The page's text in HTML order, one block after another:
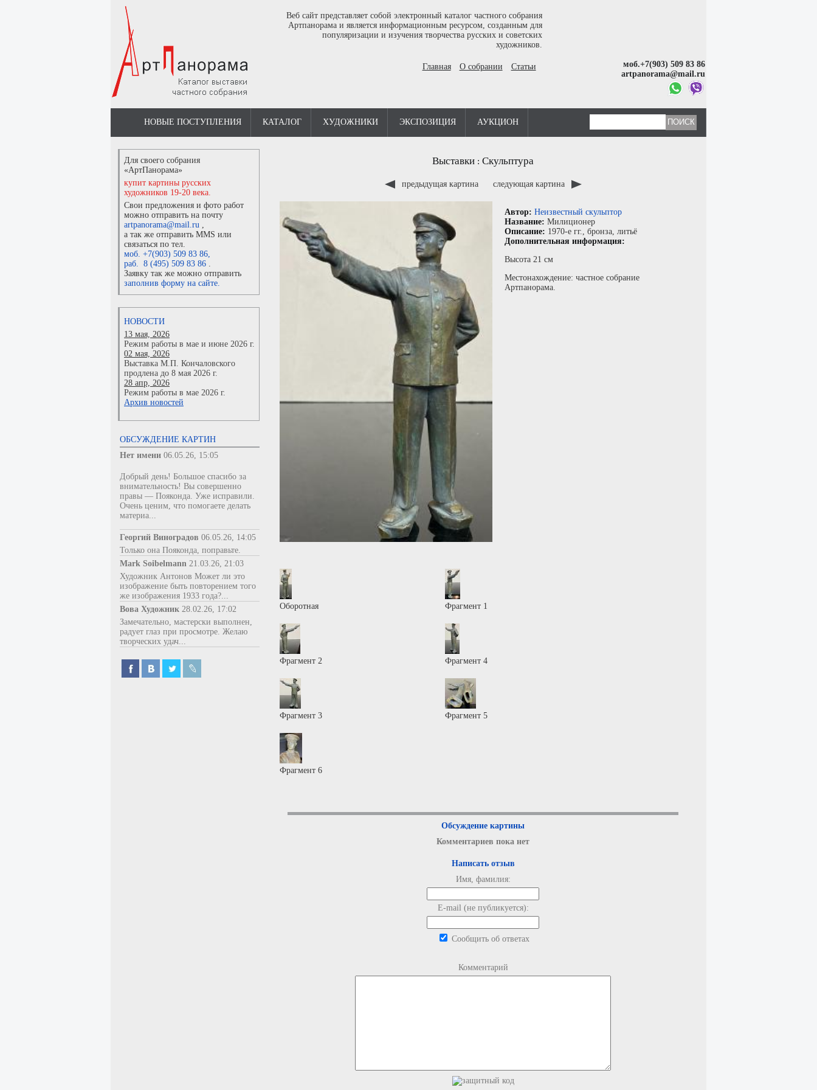
Веб сайт представляет собой электронный каталог частного собрания
Артпанорама и является информационным ресурсом, созданным для
популяризации и изучения творчества русских и советских
художников.
Главная О собрании Статьи
моб.+7(903) 509 83 86
artpanorama@mail.ru
НОВЫЕ ПОСТУПЛЕНИЯ КАТАЛОГ ХУДОЖНИКИ ЭКСПОЗИЦИЯ АУКЦИОН
Для своего собрания
«АртПанорама»
купит картины русских
художников 19-20 века.
Свои предложения и фото работ
можно отправить на почту
artpanorama@mail.ru ,
а так же отправить MMS или
связаться по тел.
моб. +7(903) 509 83 86,
раб. 8 (495) 509 83 86 .
Заявку так же можно отправить
заполнив форму на сайте.
НОВОСТИ
13 мая, 2026
Режим работы в мае и июне 2026 г.
02 мая, 2026
Выставка М.П. Кончаловского
продлена до 8 мая 2026 г.
28 апр, 2026
Режим работы в мае 2026 г.
Архив новостей
ОБСУЖДЕНИЕ КАРТИН
Нет имени 06.05.26, 15:05
Добрый день! Большое спасибо за
внимательность! Вы совершенно
правы — Пояконда. Уже исправили.
Очень ценим, что помогаете делать
материа...
Георгий Виноградов 06.05.26, 14:05
Только она Пояконда, поправьте.
Mark Soibelmann 21.03.26, 21:03
Художник Антонов Может ли это
изображение быть повторением того
же изображения 1933 года?...
Вова Художник 28.02.26, 17:02
Замечательно, мастерски выполнен,
радует глаз при просмотре. Желаю
творческих удач...
Выставки : Скульптура
предыдущая картина следующая картина
Автор: Неизвестный скульптор
Название: Милиционер
Описание: 1970-е гг., бронза, литьё
Дополнительная информация:
Высота 21 см
Местонахождение: частное собрание
Артпанорама.
Оборотная Фрагмент 1
Фрагмент 2 Фрагмент 4
Фрагмент 3 Фрагмент 5
Фрагмент 6
Обсуждение картины
Комментариев пока нет
Написать отзыв
Имя, фамилия:
E-mail (не публикуется):
Сообщить об ответах
Комментарий